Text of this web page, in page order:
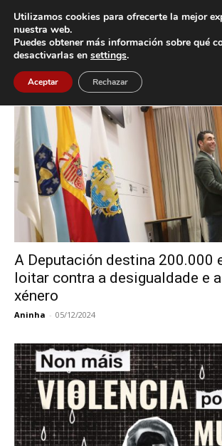
Inicio Etiquetas Violencia de Xénero
Etiqueta: Violencia de
A Deputación destina 200.000
loitar contra a desigualdade e
xénero
Aninha - 05/12/2024
Utilizamos cookies para ofrecerte la mejor
nuestra web.
Puedes obtener más información sobre qué
desactivarlas en settings.
Aceptar Rechazar